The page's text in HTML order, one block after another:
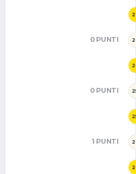
0 PUNTI
0 PUNTI
1 PUNTI